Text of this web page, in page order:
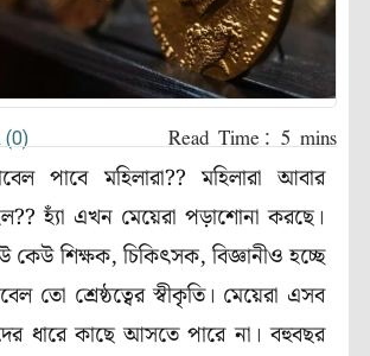
(0)
পাবে মহিলারা??মহিলারা আবার
??হ্যাঁ এখন মেয়েরা পড়াশোনা করছে।
কেউ শিক্ষক,চিকিৎসক,বিজ্ঞানীও হচ্ছে
তো শ্রেষ্ঠত্বের স্বীকৃতি। মেয়েরা এসব
ধারে কাছে আসতে পারে না। বহুবছর